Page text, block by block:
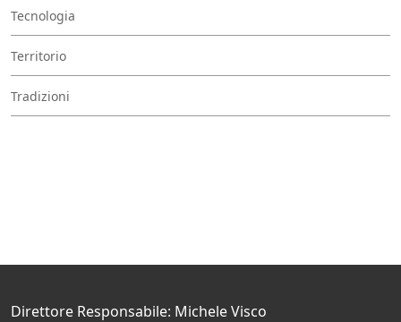
Tecnologia
Territorio
Tradizioni
Direttore Responsabile: Michele Visco